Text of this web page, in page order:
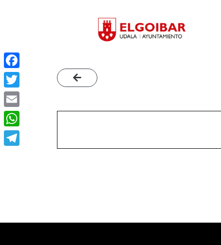
Facebook
Twitter
Email
WhatsApp